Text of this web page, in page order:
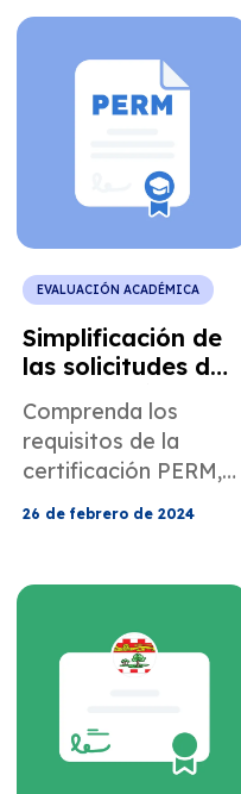
EVALUACIÓN ACADÉMICA
Simplificación de
las solicitudes de
laboral
permanente
(PERM) con el
servicio de
MotaWord
Comprenda los
requisitos de la
certificación PERM,
26 de febrero de 2024